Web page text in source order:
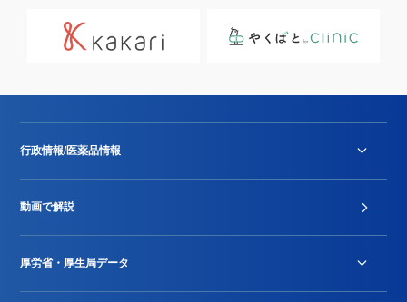
行政情報/医薬品情報
Stu-GEレポート
動画で解説
厚労省・厚生局データ